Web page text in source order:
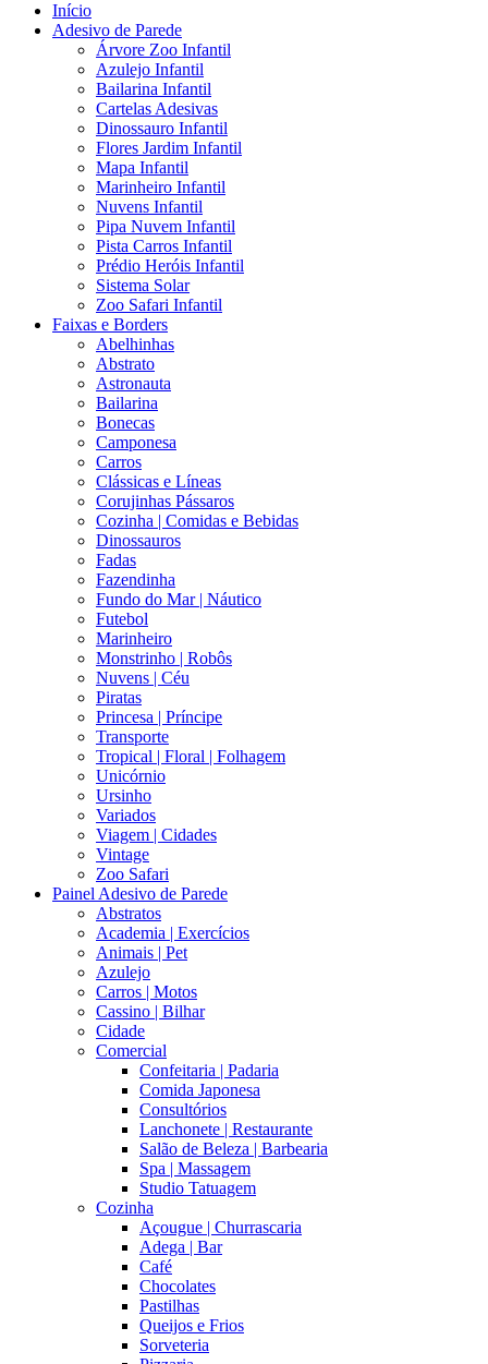
Início
Adesivo de Parede
Árvore Zoo Infantil
Azulejo Infantil
Bailarina Infantil
Cartelas Adesivas
Dinossauro Infantil
Flores Jardim Infantil
Mapa Infantil
Marinheiro Infantil
Nuvens Infantil
Pipa Nuvem Infantil
Pista Carros Infantil
Prédio Heróis Infantil
Sistema Solar
Zoo Safari Infantil
Faixas e Borders
Abelhinhas
Abstrato
Astronauta
Bailarina
Bonecas
Camponesa
Carros
Clássicas e Líneas
Corujinhas Pássaros
Cozinha | Comidas e Bebidas
Dinossauros
Fadas
Fazendinha
Fundo do Mar | Náutico
Futebol
Marinheiro
Monstrinho | Robôs
Nuvens | Céu
Piratas
Princesa | Príncipe
Transporte
Tropical | Floral | Folhagem
Unicórnio
Ursinho
Variados
Viagem | Cidades
Vintage
Zoo Safari
Painel Adesivo de Parede
Abstratos
Academia | Exercícios
Animais | Pet
Azulejo
Carros | Motos
Cassino | Bilhar
Cidade
Comercial
Confeitaria | Padaria
Comida Japonesa
Consultórios
Lanchonete | Restaurante
Salão de Beleza | Barbearia
Spa | Massagem
Studio Tatuagem
Cozinha
Açougue | Churrascaria
Adega | Bar
Café
Chocolates
Pastilhas
Queijos e Frios
Sorveteria